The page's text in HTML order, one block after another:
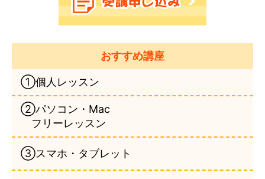
おすすめ講座
①個人レッスン
②パソコン・Mac
フリーレッスン
③スマホ・タブレット